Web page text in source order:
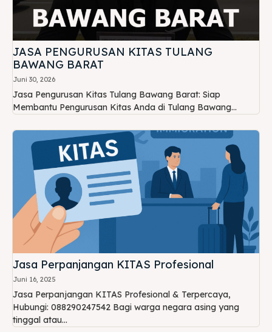
JASA PENGURUSAN KITAS TULANG
BAWANG BARAT
Juni 30, 2026
Jasa Pengurusan Kitas Tulang Bawang Barat: Siap
Membantu Pengurusan Kitas Anda di Tulang Bawang...
Jasa Perpanjangan KITAS Profesional
Juni 16, 2025
Jasa Perpanjangan KITAS Profesional & Terpercaya,
Hubungi: 088290247542 Bagi warga negara asing yang
tinggal atau...